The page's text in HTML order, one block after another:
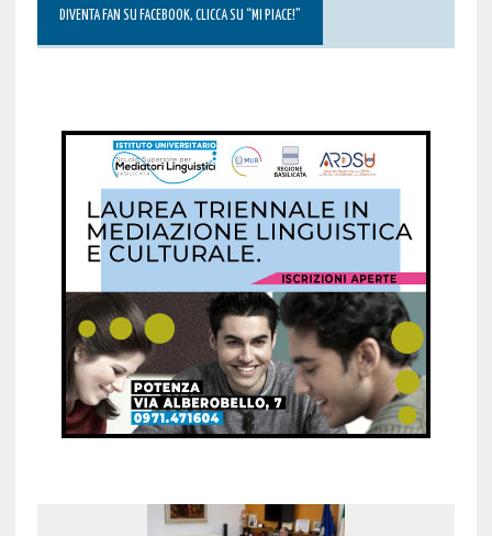
DIVENTA FAN SU FACEBOOK, CLICCA SU “MI PIACE!”